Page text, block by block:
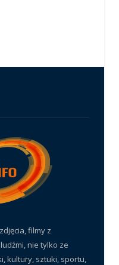
filmy z
nie tylko ze
kultury, sztuki, sportu,